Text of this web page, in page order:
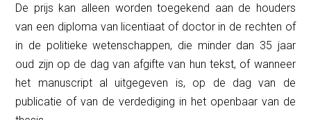
De prijs kan alleen worden toegekend aan de houders
van een diploma van licentiaat of doctor in de rechten of
in de politieke wetenschappen, die minder dan 35 jaar
oud zijn op de dag van afgifte van hun tekst, of wanneer
het manuscript al uitgegeven is, op de dag van de
publicatie of van de verdediging in het openbaar van de